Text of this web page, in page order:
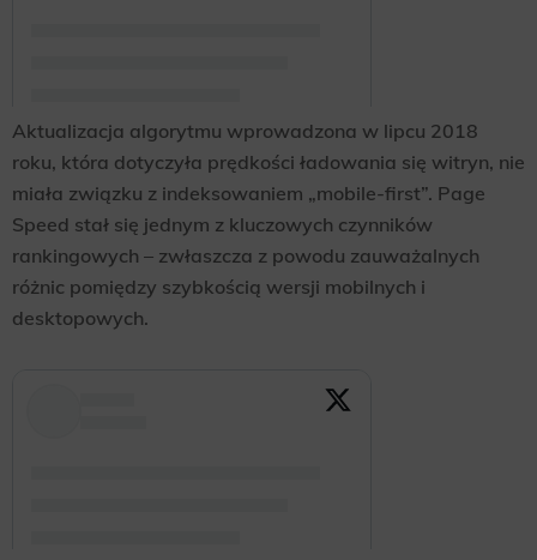
Aktualizacja algorytmu wprowadzona w lipcu 2018
roku, która dotyczyła prędkości ładowania się witryn, nie
miała związku z indeksowaniem „mobile-first”. Page
Speed stał się jednym z kluczowych czynników
rankingowych – zwłaszcza z powodu zauważalnych
różnic pomiędzy szybkością wersji mobilnych i
desktopowych.